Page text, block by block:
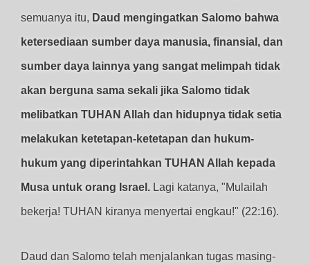
semuanya itu, Daud mengingatkan Salomo bahwa
ketersediaan sumber daya manusia, finansial, dan
sumber daya lainnya yang sangat melimpah tidak
akan berguna sama sekali jika Salomo tidak
melibatkan TUHAN Allah dan hidupnya tidak setia
melakukan ketetapan-ketetapan dan hukum-
hukum yang diperintahkan TUHAN Allah kepada
Musa untuk orang Israel. Lagi katanya, "Mulailah
bekerja! TUHAN kiranya menyertai engkau!" (22:16).
Daud dan Salomo telah menjalankan tugas masing-